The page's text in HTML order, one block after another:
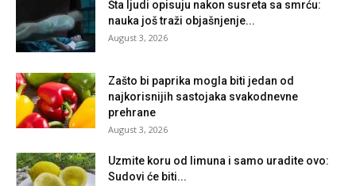
Šta ljudi opisuju nakon susreta sa smrću:
nauka još traži objašnjenje...
August 3, 2026
Zašto bi paprika mogla biti jedan od
najkorisnijih sastojaka svakodnevne
prehrane
August 3, 2026
Uzmite koru od limuna i samo uradite ovo:
Sudovi će biti...